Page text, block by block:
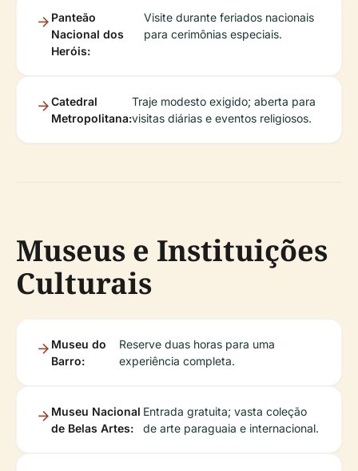
Panteão
Nacional dos
Heróis:
Visite durante feriados nacionais
para cerimônias especiais.
Catedral
Metropolitana:
Traje modesto exigido; aberta para
visitas diárias e eventos religiosos.
Museus e Instituições
Culturais
Museu do
Barro:
Reserve duas horas para uma
experiência completa.
Museu Nacional
de Belas Artes:
Entrada gratuita; vasta coleção
de arte paraguaia e internacional.